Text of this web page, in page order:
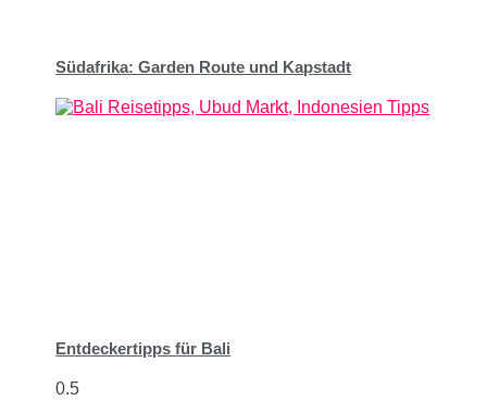
Südafrika: Garden Route und Kapstadt
Entdeckertipps für Bali